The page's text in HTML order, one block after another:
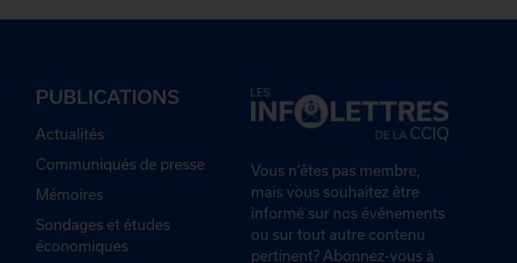
PUBLICATIONS
Actualités
Communiqués de presse
Mémoires
Sondages et études
économiques
Vous n’êtes pas membre,
mais vous souhaitez être
informé sur nos événements
ou sur tout autre contenu
pertinent? Abonnez-vous à